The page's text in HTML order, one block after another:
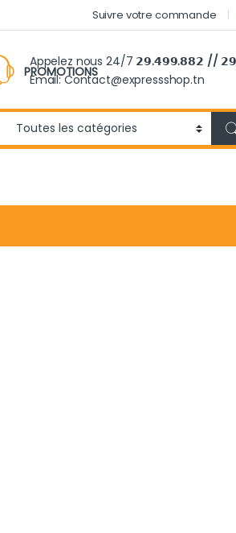
Suivre votre commande
PROMOTIONS
Appelez nous 24/7 𝟮𝟵.𝟰𝟵𝟵.𝟴𝟴𝟮 //
Email: Contact@expressshop.tn